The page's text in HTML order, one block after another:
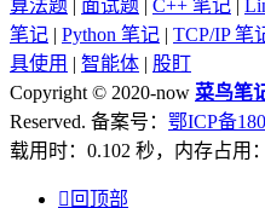
算法题 | 面试题 | C++ 笔记 |
笔记 | Python 笔记 | TCP/IP 笔
具使用 | 智能体 | 股盯
Copyright © 2020-now 菜鸟笔
Reserved. 备案号： 鄂ICP备
载用时：0.102 秒，内存占用
 回顶部